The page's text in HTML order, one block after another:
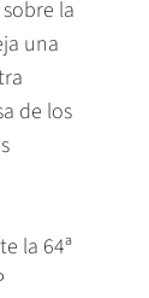
la
una
de los
la 64ª